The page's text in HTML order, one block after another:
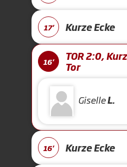
17' Kurze Ecke
16'
TOR 2:0,
Tor
GiselleL.
16' Kurze Ecke